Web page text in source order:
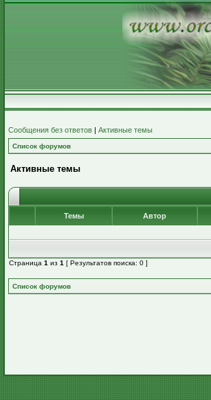
Сообщения без ответов | Активные темы
Список форумов
Активные темы
Темы Автор
Страница 1 из 1 [ Результатов поиска: 0 ]
Список форумов